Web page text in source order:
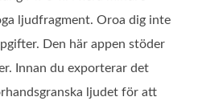
ljudfragment. Oroa dig inte
Den här appen stöder
Innan du exporterar det
ljudet för att